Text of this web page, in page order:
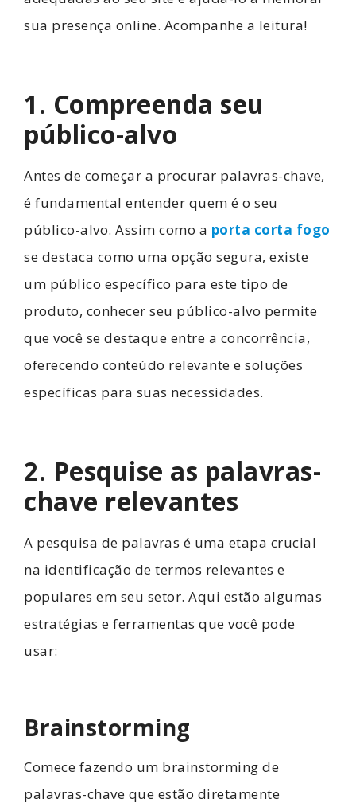
sua presença online. Acompanhe a leitura!
1. Compreenda seu
público-alvo
Antes de começar a procurar palavras-chave,
é fundamental entender quem é o seu
público-alvo. Assim como a porta corta fogo
se destaca como uma opção segura, existe
um público específico para este tipo de
produto, conhecer seu público-alvo permite
que você se destaque entre a concorrência,
oferecendo conteúdo relevante e soluções
específicas para suas necessidades.
2. Pesquise as palavras-
chave relevantes
A pesquisa de palavras é uma etapa crucial
na identificação de termos relevantes e
populares em seu setor. Aqui estão algumas
estratégias e ferramentas que você pode
usar:
Brainstorming
Comece fazendo um brainstorming de
palavras-chave que estão diretamente